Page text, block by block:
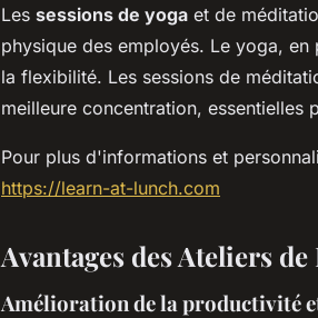
Les sessions de yoga et de
physique des employés. Le yoga,
la flexibilité. Les sessions de
meilleure concentration, essentielles
Pour plus d'informations et
https://learn-at-lunch.com
Avantages des Ateliers
Amélioration de la productivité